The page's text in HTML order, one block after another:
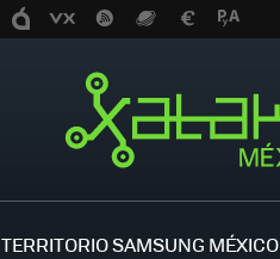
TERRITORIO SAMSUNG MÉXICO